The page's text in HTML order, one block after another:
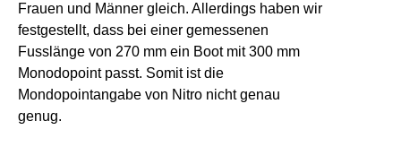
Frauen und Männer gleich. Allerdings haben wir
festgestellt, dass bei einer gemessenen
Fusslänge von 270 mm ein Boot mit 300 mm
Monodopoint passt. Somit ist die
Mondopointangabe von Nitro nicht genau
genug.